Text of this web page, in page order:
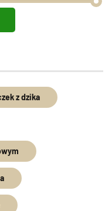
z dzika